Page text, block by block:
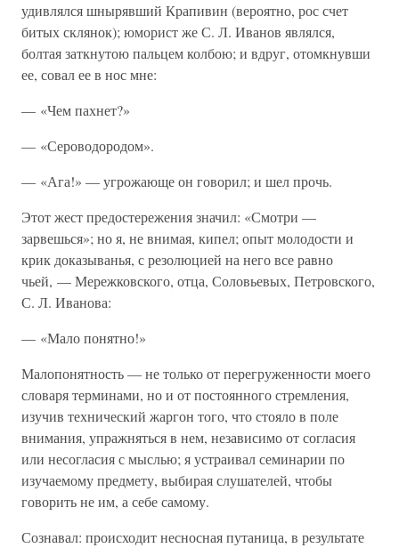
удивлялся шнырявший Крапивин (вероятно, рос счет
битых склянок); юморист же С. Л. Иванов являлся,
болтая заткнутою пальцем колбою; и вдруг, отомкнувши
ее, совал ее в нос мне:
— «Чем пахнет?»
— «Сероводородом».
— «Ага!» — угрожающе он говорил; и шел прочь.
Этот жест предостережения значил: «Смотри —
зарвешься»; но я, не внимая, кипел; опыт молодости и
крик доказыванья, с резолюцией на него все равно
чьей, — Мережковского, отца, Соловьевых, Петровского,
С. Л. Иванова:
— «Мало понятно!»
Малопонятность — не только от перегруженности моего
словаря терминами, но и от постоянного стремления,
изучив технический жаргон того, что стояло в поле
внимания, упражняться в нем, независимо от согласия
или несогласия с мыслью; я устраивал семинарии по
изучаемому предмету, выбирая слушателей, чтобы
говорить не им, а себе самому.
Сознавал: происходит несносная путаница, в результате